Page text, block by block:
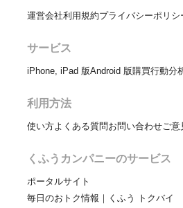
運営会社利用規約プライバシーポリシ
サービス
iPhone, iPad 版Android 版購買行動分
利用方法
使い方よくある質問お問い合わせご意
くふうカンパニーのサービス
ポータルサイト
毎日のおトク情報｜くふう トクバイ